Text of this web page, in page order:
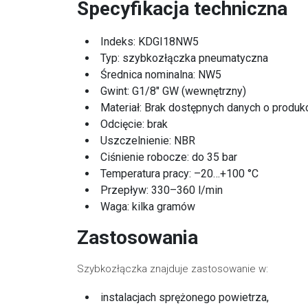
Specyfikacja techniczna
Indeks: KDGI18NW5
Typ: szybkozłączka pneumatyczna
Średnica nominalna: NW5
Gwint: G1/8" GW (wewnętrzny)
Materiał: Brak dostępnych danych o
Odcięcie: brak
Uszczelnienie: NBR
Ciśnienie robocze: do 35 bar
Temperatura pracy: –20…+100 °C
Przepływ: 330–360 l/min
Waga: kilka gramów
Zastosowania
Szybkozłączka znajduje zastosowanie w:
instalacjach sprężonego powietrza,